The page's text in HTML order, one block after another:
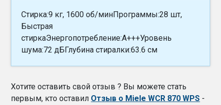
Стирка:9 кг, 1600 об/минПрограммы:28 шт,
Быстрая
стиркаЭнергопотребление:A+++Уровень
шума:72 дБГлубина стиралки:63.6 см
Хотите оставить свой отзыв ? Вы можете стать
первым, кто оставил Отзыв о Miele WCR 870 WPS -